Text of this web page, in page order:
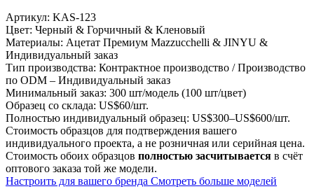
Артикул: KAS-123
Цвет: Черный & Горчичный & Кленовый
Материалы: Ацетат Премиум Mazzucchelli & JINYU &
Индивидуальный заказ
Тип производства: Контрактное производство / Производство
по ODM – Индивидуальный заказ
Минимальный заказ: 300 шт/модель (100 шт/цвет)
Образец со склада: US$60/шт.
Полностью индивидуальный образец: US$300–US$600/шт.
Стоимость образцов для подтверждения вашего
индивидуального проекта, а не розничная или серийная цена.
Стоимость обоих образцов полностью засчитывается в счёт
оптового заказа той же модели.
Настроить для вашего бренда Смотреть больше моделей